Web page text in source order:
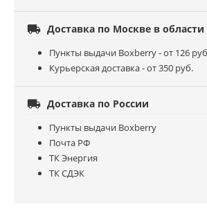
 Доставка по Москве в области
Пункты выдачи Boxberry - от 126
Курьерская доставка - от 350 руб.
 Доставка по России
Пункты выдачи Boxberry
Почта РФ
ТК Энергия
ТК СДЭК